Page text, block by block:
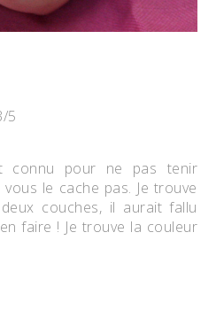
5
connu pour ne pas tenir
le cache pas. Je trouve
couches, il aurait fallu
faire ! Je trouve la couleur